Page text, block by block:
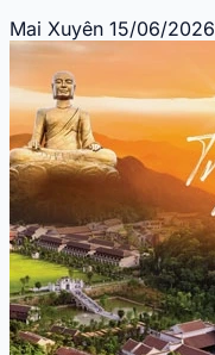
Mai Xuyên 15/06/2026